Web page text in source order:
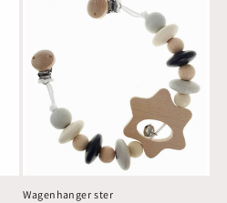
Wagenhanger ster